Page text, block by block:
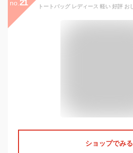
no. 21
ショップでみる